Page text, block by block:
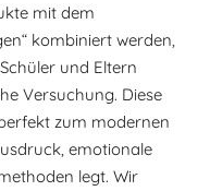
mit dem
kombiniert werden,
und Eltern
Versuchung. Diese
zum modernen
emotionale
legt. Wir